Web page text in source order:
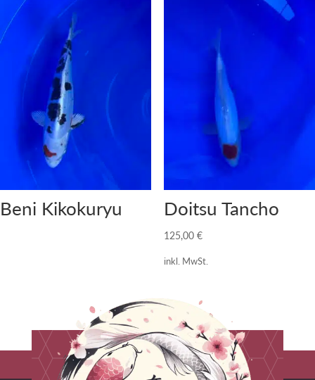
Beni Kikokuryu Doitsu Tancho
125,00 €
inkl. MwSt.